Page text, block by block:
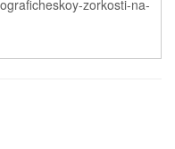
zorkosti-na-